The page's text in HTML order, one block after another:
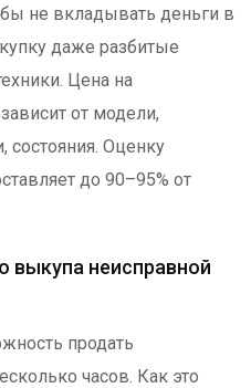
не вкладывать деньги в
даже разбитые
Цена на
от модели,
состояния. Оценку
до 90–95% от
выкупа неисправной
продать
часов. Как это